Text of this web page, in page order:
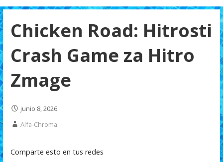
Chicken Road: Hitrosti
Crash Game za Hitro
Zmage
junio 8, 2026
Alfa-Chroma
Comparte esto en tus redes